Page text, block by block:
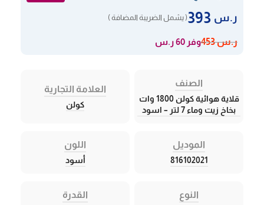
ر.س ( يشمل الضريبة المضافة )
ر.س453 وفر 60 ر.س
الصنف
قلاية هوائية كولن 1800 وات
بخاخ زيت وماء 7 لتر – اسود
العلامة التجارية
كولن
الموديل
816102021
اللون
أسود
النوع القدرة